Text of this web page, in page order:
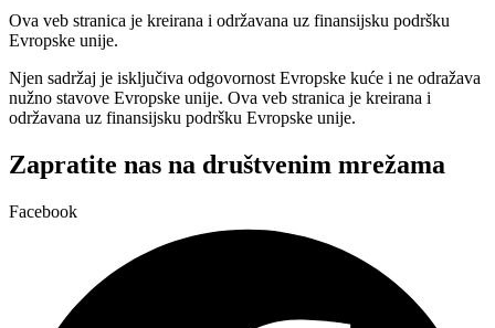
Ova veb stranica je kreirana i održavana uz finansijsku podršku
Evropske unije.
Njen sadržaj je isključiva odgovornost Evropske kuće i ne odražava
nužno stavove Evropske unije. Ova veb stranica je kreirana i
održavana uz finansijsku podršku Evropske unije.
Zapratite nas na društvenim mrežama
Facebook